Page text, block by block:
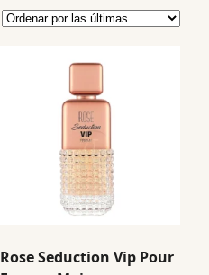
Rose Seduction Vip Pour